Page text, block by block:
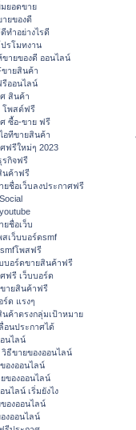
ยอดขาย
ยของดี
ทำอย่างไรดี
รโมทงาน
ขายของดี ออนไลน์
ขายสินค้า
ออนไลน์
สินค้า
โพสต์ฟรี
ซื้อ-ขาย ฟรี
อทีขายสินค้า
ฟรีใหม่ๆ 2023
รกิจฟรี
นค้าฟรี
ยชื่อเว็บลงประกาศฟรี
ยชื่อเว็บ
เว็บบอร์ดsmf
โพสฟรี
บอร์ดขายสินค้าฟรี
ฟรี เว็บบอร์ด
ายสินค้าฟรี
ร์ด แรงๆ
ค้าตรงกลุ่มเป้าหมาย
อนประกาศได้
นไลน์
ธีขายของออนไลน์
องออนไลน์
ของออนไลน์
นไลน์ เริ่มยังไง
องออนไลน์
งออนไลน์